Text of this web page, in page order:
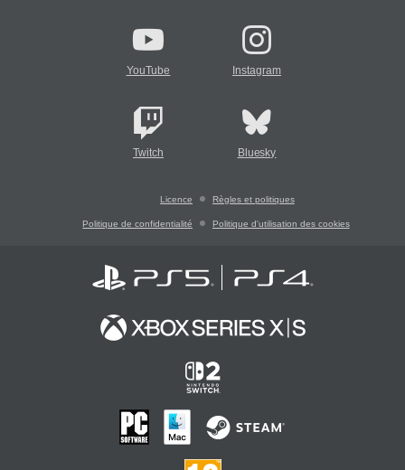
YouTube Instagram
Twitch Bluesky
Licence Règles et politiques
Politique de confidentialité Politique d'utilisation des cookies